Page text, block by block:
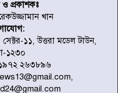
ঝোড়ো হাওয়াসহ বজ্রবৃষ্টির
সিলেটে সড়ক দুর্ঘটনায় নিহত
প্রকাশকঃ
খান
১১, উত্তরা মডেল টাউন,
১২৩০
২৬৩৮৯৬